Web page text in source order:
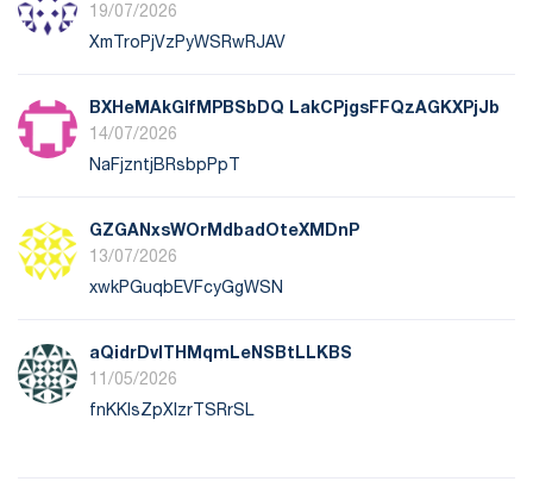
19/07/2026
XmTroPjVzPyWSRwRJAV
BXHeMAkGIfMPBSbDQ LakCPjgsFFQzAGKXPjJb
14/07/2026
NaFjzntjBRsbpPpT
GZGANxsWOrMdbadOteXMDnP
13/07/2026
xwkPGuqbEVFcyGgWSN
aQidrDvlTHMqmLeNSBtLLKBS
11/05/2026
fnKKlsZpXlzrTSRrSL